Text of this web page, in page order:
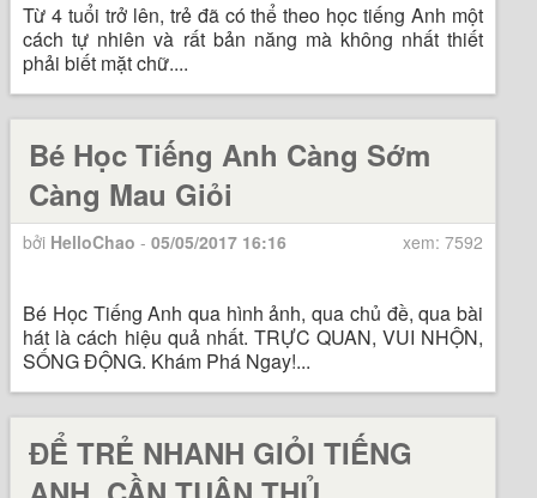
Từ 4 tuổi trở lên, trẻ đã có thể theo học tiếng Anh một
cách tự nhiên và rất bản năng mà không nhất thiết
phải biết mặt chữ....
Bé Học Tiếng Anh Càng Sớm
Càng Mau Giỏi
bởi HelloChao -05/05/2017 16:16 xem: 7592
Bé Học Tiếng Anh qua hình ảnh, qua chủ đề, qua bài
hát là cách hiệu quả nhất. TRỰC QUAN, VUI NHỘN,
SỐNG ĐỘNG. Khám Phá Ngay!...
ĐỂ TRẺ NHANH GIỎI TIẾNG